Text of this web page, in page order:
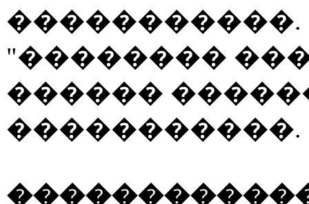
"��������
������
�����������.